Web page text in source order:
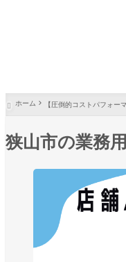
 ホーム 【圧倒的コストパフォー
狭山市の業務